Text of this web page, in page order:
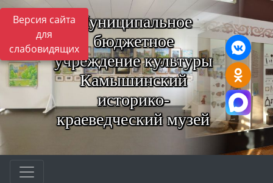
Версия сайта
для
слабовидящих
Муниципальное
бюджетное
учреждение культуры
Камышинский
историко-
краеведческий музей